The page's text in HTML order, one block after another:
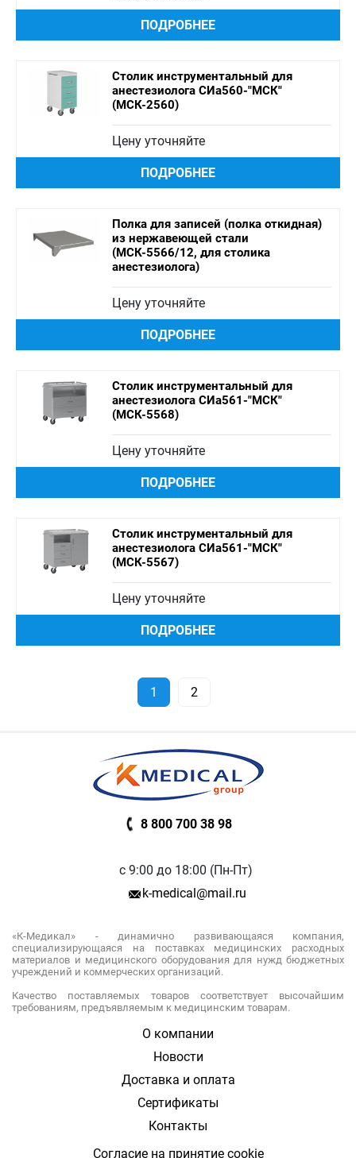
ПОДРОБНЕЕ
Столик инструментальный для
анестезиолога СИа560-"МСК"
(МСК-2560)
Цену уточняйте
ПОДРОБНЕЕ
Полка для записей (полка откидная)
из нержавеющей стали
(МСК-5566/12, для столика
анестезиолога)
Цену уточняйте
ПОДРОБНЕЕ
Столик инструментальный для
анестезиолога СИа561-"МСК"
(МСК-5568)
Цену уточняйте
ПОДРОБНЕЕ
Столик инструментальный для
анестезиолога СИа561-"МСК"
(МСК-5567)
Цену уточняйте
ПОДРОБНЕЕ
1 2
8 800 700 38 98
с 9:00 до 18:00 (Пн-Пт)
k-medical@mail.ru
«К-Медикал» - динамично развивающаяся компания,
специализирующаяся на поставках медицинских расходных
материалов и медицинского оборудования для нужд бюджетных
учреждений и коммерческих организаций.
Качество поставляемых товаров соответствует высочайшим
требованиям, предъявляемым к медицинским товарам.
О компании
Новости
Доставка и оплата
Сертификаты
Контакты
Согласие на принятие cookie